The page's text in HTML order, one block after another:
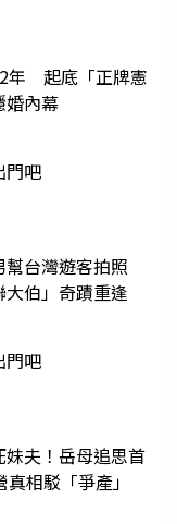
年 起底「正牌憲
婚內幕
門吧
幫台灣遊客拍照
伯」奇蹟重逢
門吧
夫！岳母追思首
相駁「爭產」